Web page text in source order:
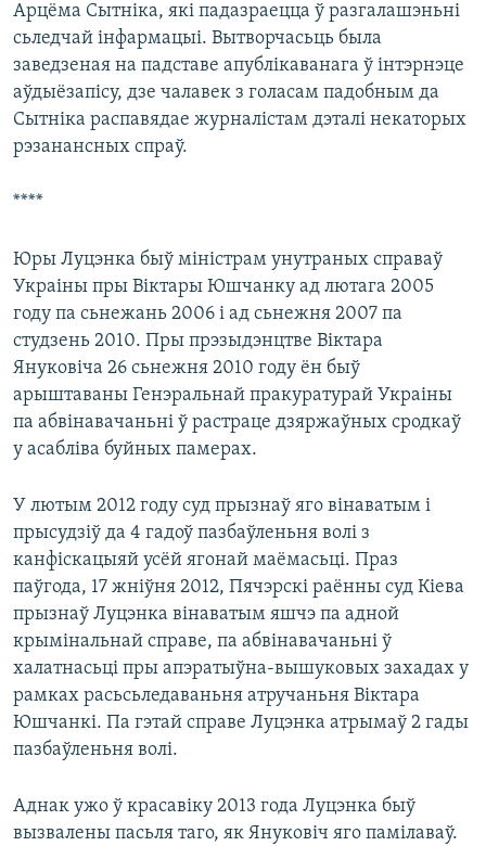
Арцёма Сытніка, які падазраецца ў разгалашэньні
сьледчай інфармацыі. Вытворчасьць была
заведзеная на падставе апублікаванага ў інтэрнэце
аўдыёзапісу, дзе чалавек з голасам падобным да
Сытніка распавядае журналістам дэталі некаторых
рэзанансных спраў.
****
Юры Луцэнка быў міністрам унутраных справаў
Украіны пры Віктары Юшчанку ад лютага 2005
году па сьнежань 2006 і ад сьнежня 2007 па
студзень 2010. Пры прэзыдэнцтве Віктара
Януковіча 26 сьнежня 2010 году ён быў
арыштаваны Генэральнай пракуратурай Украіны
па абвінавачаньні ў растраце дзяржаўных сродкаў
у асабліва буйных памерах.
У лютым 2012 году суд прызнаў яго вінаватым і
прысудзіў да 4 гадоў пазбаўленьня волі з
канфіскацыяй усёй ягонай маёмасьці. Праз
паўгода, 17 жніўня 2012, Пячэрскі раённы суд Кіева
прызнаў Луцэнка вінаватым яшчэ па адной
крымінальнай справе, па абвінавачаньні ў
халатнасьці пры апэратыўна-вышуковых захадах у
рамках расьсьледаваньня атручаньня Віктара
Юшчанкі. Па гэтай справе Луцэнка атрымаў 2 гады
пазбаўленьня волі.
Аднак ужо ў красавіку 2013 года Луцэнка быў
вызвалены пасьля таго, як Януковіч яго памілаваў.